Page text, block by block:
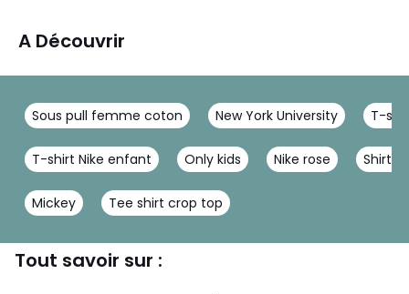
A Découvrir
Sous pull femme coton New York University T-
T-shirt Nike enfant Only kids Nike rose Shirt
Mickey Tee shirt crop top
Tout savoir sur :